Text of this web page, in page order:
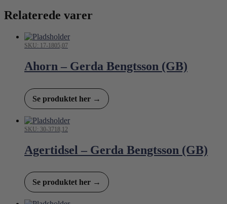
Relaterede varer
SKU: 17-1805,07
Ahorn – Gerda Bengtsson (GB)
Se produktet her →
SKU: 30-3718,12
Agertidsel – Gerda Bengtsson (GB)
Se produktet her →